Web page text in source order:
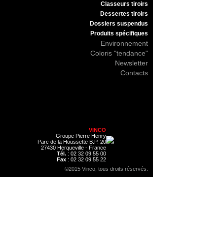
Classeurs tiroirs
Dessertes tiroirs
Dossiers suspendus
Produits spécifiques
Environnement
Coloris "tendance"
Newsletter
Contacts
VINCO
Groupe Pierre Henry
Parc de la Houssette B.P. 20
27430 Herqueville - France
Tél. : 02 32 09 55 00
Fax : 02 32 09 55 22
©2015 Vinco, tous droits réservés.